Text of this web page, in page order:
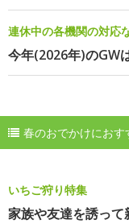
連休中の各機関の対応
今年(2026年)のGW
春のおでかけにおす
いちご狩り特集
家族や友達を誘って